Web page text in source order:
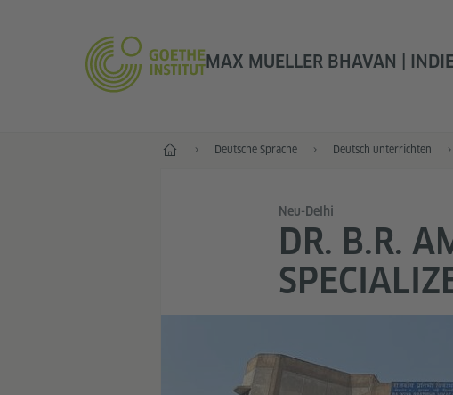
MAX MUELLER BHAVAN |
Start Deutsche Sprache Deutsch unterrichten
Neu-Delhi
DR. B.R.